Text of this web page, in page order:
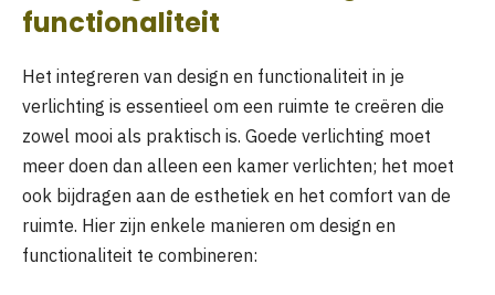
functionaliteit
Het integreren van design en functionaliteit in je
verlichting is essentieel om een ruimte te creëren die
zowel mooi als praktisch is. Goede verlichting moet
meer doen dan alleen een kamer verlichten; het moet
ook bijdragen aan de esthetiek en het comfort van de
ruimte. Hier zijn enkele manieren om design en
functionaliteit te combineren: